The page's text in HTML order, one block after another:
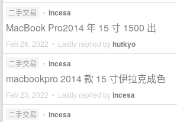
二手交易 • incesa
MacBook Pro2014 年 15 寸 1500 出
Feb 26, 2022 • Lastly replied byhutkyo
二手交易 • incesa
macbookpro 2014 款 15 寸伊拉克成色
Feb 23, 2022 • Lastly replied byincesa
二手交易 • incesa